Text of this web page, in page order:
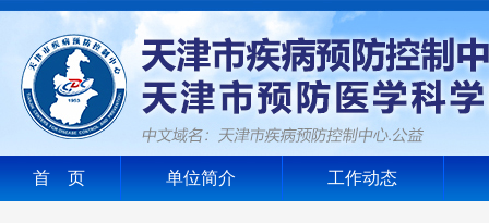
首 页 单位简介 工作动态